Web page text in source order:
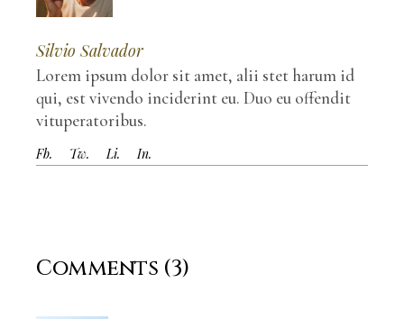
Silvio Salvador
Lorem ipsum dolor sit amet, alii stet harum id
qui, est vivendo inciderint eu. Duo eu offendit
vituperatoribus.
Fb. Tw. Li. In.
Comments (3)